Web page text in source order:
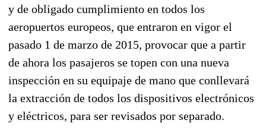
y de obligado cumplimiento en todos los
aeropuertos europeos, que entraron en vigor el
pasado 1 de marzo de 2015, provocar que a partir
de ahora los pasajeros se topen con una nueva
inspección en su equipaje de mano que conllevará
la extracción de todos los dispositivos electrónicos
y eléctricos, para ser revisados por separado.